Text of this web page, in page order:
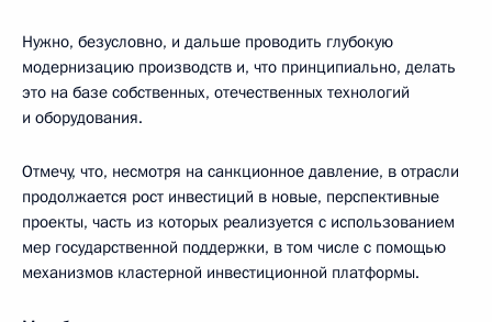
Нужно, безусловно, и дальше проводить глубокую
модернизацию производств и, что принципиально, делать
это на базе собственных, отечественных технологий
и оборудования.
Отмечу, что, несмотря на санкционное давление, в отрасли
продолжается рост инвестиций в новые, перспективные
проекты, часть из которых реализуется с использованием
мер государственной поддержки, в том числе с помощью
механизмов кластерной инвестиционной платформы.